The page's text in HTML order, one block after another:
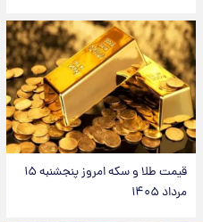
قیمت طلا و سکه امروز پنجشنبه ۱۵
مرداد ۱۴۰۵